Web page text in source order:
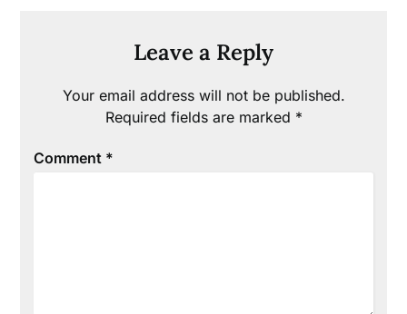
Leave a Reply
Your email address will not be published.
Required fields are marked *
Comment *